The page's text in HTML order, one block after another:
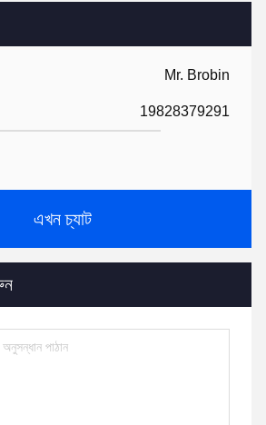
Mr. Brobin
19828379291
এখন চ্যাট